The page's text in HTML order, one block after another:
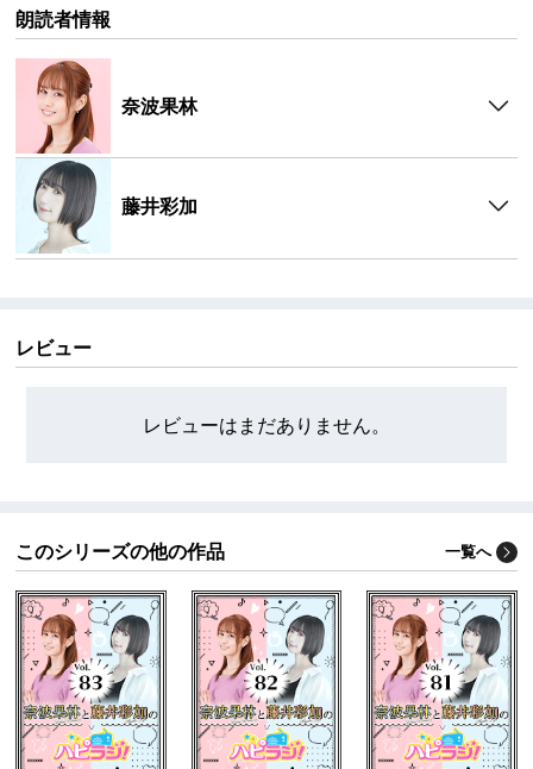
藤井 彩加（Ayaka Fujii）
誕生日：8月16日
出身地：茨城県
血液型：O型
趣味・特技：ご飯を食べること、楽器（トランペッ
ト、ベース）、殺陣、ダーツ
▼『ハピラジ！』とは
ハピラジ！は2013年から放送している声優＆アイドル
ハピラジ！はペットショップに行く前にペットの里親
締め切りなどの情報はハピラジ公式「X」にてご案内を
させて頂いております。
朗読者情報
奈波果林
藤井彩加
レビュー
レビューはまだありません。
このシリーズの他の作品 一覧へ